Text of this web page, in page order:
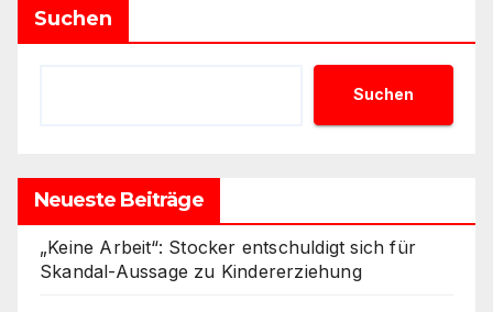
Suchen
Suchen
Neueste Beiträge
„Keine Arbeit“: Stocker entschuldigt sich für
Skandal-Aussage zu Kindererziehung